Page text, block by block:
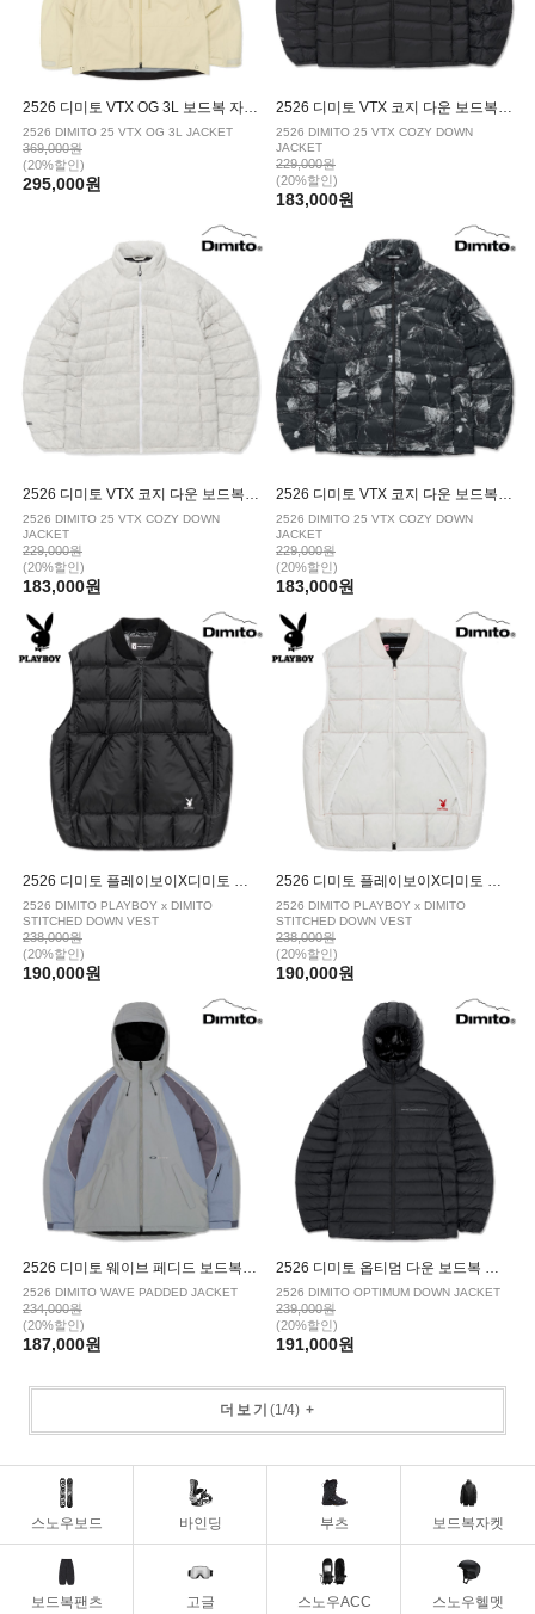
2526 디미토 VTX OG 3L 보드복 자켓 MIST SAND
2526 DIMITO 25 VTX OG 3L JACKET
369,000원
(20%할인)
295,000원
2526 디미토 VTX 코지 다운 보드복 자켓 BLACK
2526 DIMITO 25 VTX COZY DOWN
JACKET
229,000원
(20%할인)
183,000원
2526 디미토 VTX 코지 다운 보드복 자켓 STAR WHITE
2526 DIMITO 25 VTX COZY DOWN
JACKET
229,000원
(20%할인)
183,000원
2526 디미토 VTX 코지 다운 보드복 자켓 NIGHT TREE
2526 DIMITO 25 VTX COZY DOWN
JACKET
229,000원
(20%할인)
183,000원
2526 디미토 플레이보이X디미토 스티치 다운 베스트 보드복 베스트 BLACK
2526 DIMITO PLAYBOY x DIMITO
STITCHED DOWN VEST
238,000원
(20%할인)
190,000원
2526 디미토 플레이보이X디미토 스티치 다운 베스트 보드복 베스트 OFF WHITE
2526 DIMITO PLAYBOY x DIMITO
STITCHED DOWN VEST
238,000원
(20%할인)
190,000원
2526 디미토 웨이브 페디드 보드복 자켓 SAGE GREY
2526 DIMITO WAVE PADDED JACKET
234,000원
(20%할인)
187,000원
2526 디미토 옵티멈 다운 보드복 자켓 BLACK
2526 DIMITO OPTIMUM DOWN JACKET
239,000원
(20%할인)
191,000원
더보기 (1/4)+
스노우보드 바인딩 부츠 보드복자켓
보드복팬츠 고글 스노우ACC 스노우헬멧